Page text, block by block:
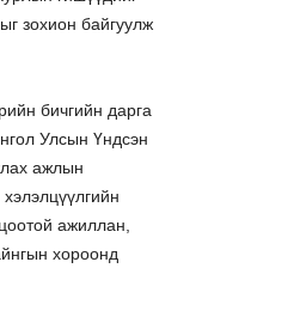
зохион байгуулж
бичгийн дарга
Улсын Үндсэн
ажлын
ажиллан,
хороонд